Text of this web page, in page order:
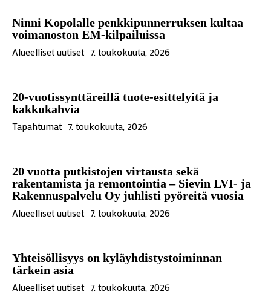
Ninni Kopolalle penkkipunnerruksen kultaa
voimanoston EM-kilpailuissa
Alueelliset uutiset 7. toukokuuta, 2026
20-vuotissynttäreillä tuote-esittelyitä ja
kakkukahvia
Tapahtumat 7. toukokuuta, 2026
20 vuotta putkistojen virtausta sekä
rakentamista ja remontointia – Sievin LVI- ja
Rakennuspalvelu Oy juhlisti pyöreitä vuosia
Alueelliset uutiset 7. toukokuuta, 2026
Yhteisöllisyys on kyläyhdistystoiminnan
tärkein asia
Alueelliset uutiset 7. toukokuuta, 2026